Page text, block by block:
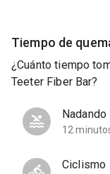
Tiempo de
¿Cuánto tiempo
Teeter Fiber Bar?
Nadando
12
Ciclismo